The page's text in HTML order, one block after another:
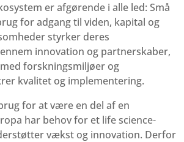
er afgørende i alle led: Små
for adgang til viden, kapital og
styrker deres
innovation og partnerskaber,
forskningsmiljøer og
kvalitet og implementering.
for at være en del af en
har behov for et life science-
vækst og innovation. Derfor